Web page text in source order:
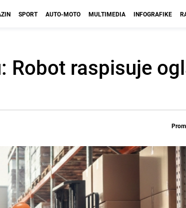
SPORT AUTO-MOTO MULTIMEDIA INFOGRAFIKE
Robot raspisuje